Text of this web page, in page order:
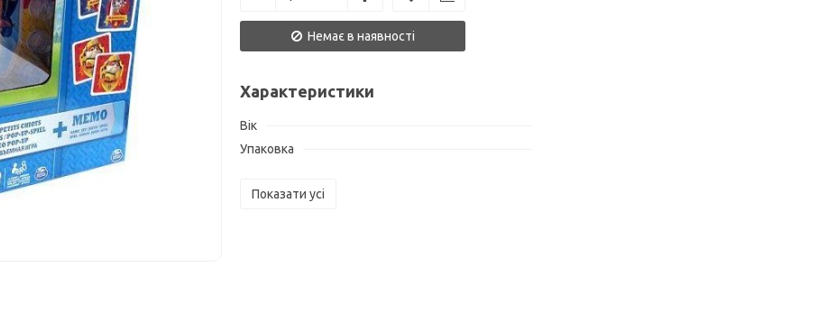
Немає в наявності
Характеристики
Вік
Упаковка
Показати усі